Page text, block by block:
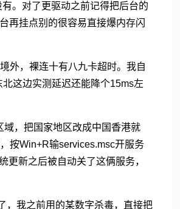
。对了更驱动之前记得把后台的
再挂点别的很容易直接爆内存闪
外，裸连十有八九卡超时。我自
这边实测延迟还能降个15ms左
，把国家地区改成中国香港就
按Win+R输services.msc开服务
新之后被自动关了这俩服务，
，我之前用的某数字杀毒，直接把